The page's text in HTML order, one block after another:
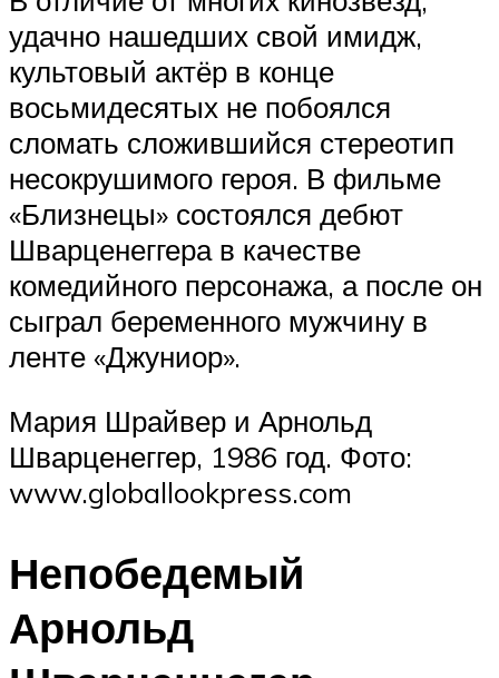
удачно нашедших свой имидж,
культовый актёр в конце
восьмидесятых не побоялся
сломать сложившийся стереотип
несокрушимого героя. В фильме
«Близнецы» состоялся дебют
Шварценеггера в качестве
комедийного персонажа, а после он
сыграл беременного мужчину в
ленте «Джуниор».
Мария Шрайвер и Арнольд
Шварценеггер, 1986 год. Фото:
www.globallookpress.com
Непобедемый
Арнольд